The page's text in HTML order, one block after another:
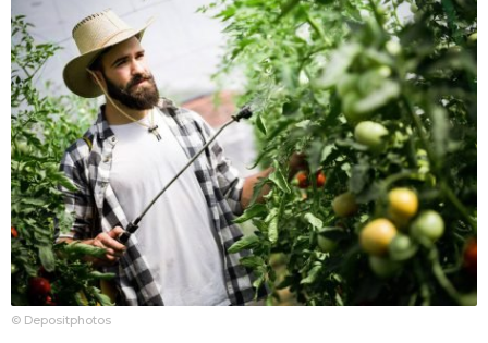
© Depositphotos